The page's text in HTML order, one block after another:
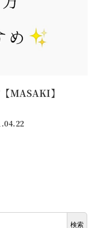
MASAKI】
検索